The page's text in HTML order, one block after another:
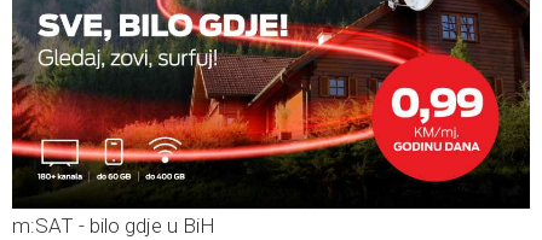
m:SAT - bilo gdje u BiH